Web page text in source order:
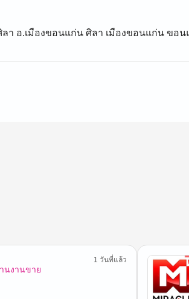
า อ.เมืองขอนแก่น ศิลา เมืองขอนแก่น ขอน
นงานขาย
1 วันที่แล้ว